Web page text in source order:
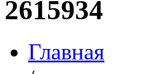
2615934
Главная